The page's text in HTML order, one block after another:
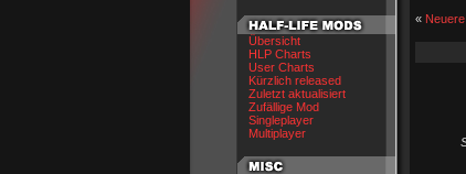
Übersicht
HLP Charts
User Charts
Kürzlich released
Zuletzt aktualisiert
Zufällige Mod
Singleplayer
Multiplayer
«